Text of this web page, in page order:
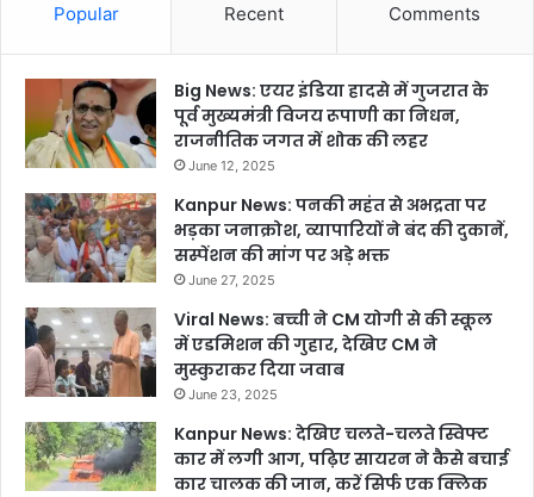
Popular Recent Comments
Big News: एयर इंडिया हादसे में गुजरात के
पूर्व मुख्यमंत्री विजय रूपाणी का निधन,
राजनीतिक जगत में शोक की लहर
June 12, 2025
Kanpur News: पनकी महंत से अभद्रता पर
भड़का जनाक्रोश, व्यापारियों ने बंद की दुकानें,
सस्पेंशन की मांग पर अड़े भक्त
June 27, 2025
Viral News: बच्ची ने CM योगी से की स्कूल
में एडमिशन की गुहार, देखिए CM ने
मुस्कुराकर दिया जवाब
June 23, 2025
Kanpur News: देखिए चलते-चलते स्विफ्ट
कार में लगी आग, पढ़िए सायरन ने कैसे बचाई
कार चालक की जान, करें सिर्फ एक क्लिक